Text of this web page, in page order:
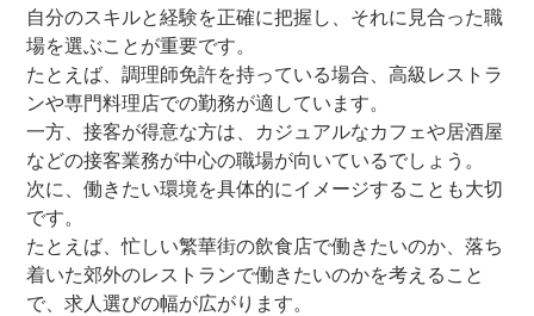
自分のスキルと経験を正確に把握し、それに見合った職
場を選ぶことが重要です。
たとえば、調理師免許を持っている場合、高級レストラ
ンや専門料理店での勤務が適しています。
一方、接客が得意な方は、カジュアルなカフェや居酒屋
などの接客業務が中心の職場が向いているでしょう。
次に、働きたい環境を具体的にイメージすることも大切
です。
たとえば、忙しい繁華街の飲食店で働きたいのか、落ち
着いた郊外のレストランで働きたいのかを考えること
で、求人選びの幅が広がります。